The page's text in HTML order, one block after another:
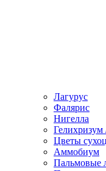
Лагурус
Фалярис
Нигелла
Цветы
Аммобиум
Пальмовые